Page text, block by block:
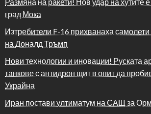
град Мока
Изтребители F-16 прихванаха
на Доналд Тръмп
Нови технологии и иновации! Руската
танкове с антидрон щит в опит да
Украйна
Иран постави ултиматум на САЩ за